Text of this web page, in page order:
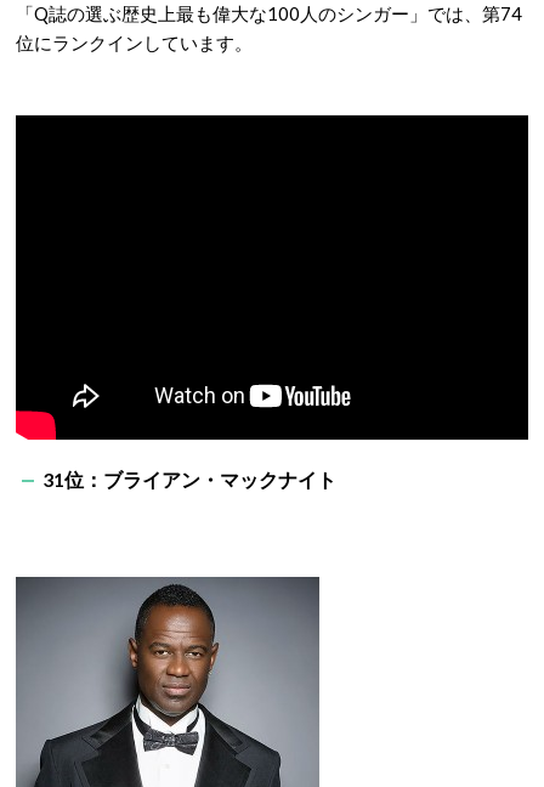
「Q誌の選ぶ歴史上最も偉大な100人のシンガー」では、第74
位にランクインしています。
31位：ブライアン・マックナイト